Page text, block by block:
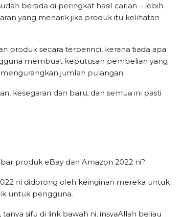
berada di peringkat hasil carian – lebih
yang menarik jika produk itu kelihatan
produk secara terperinci, kerana tiada apa
membuat keputusan pembelian yang
jumlah pulangan.
kesegaran dan baru, dan semua ini pasti
produk eBay dan Amazon 2022 ni?
ni didorong oleh keinginan mereka untuk
untuk pengguna.
sifu di link bawah ni, insyaAllah beliau